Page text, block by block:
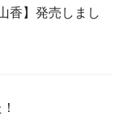
香】発売しまし